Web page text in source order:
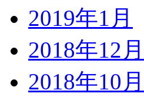
2019年1月
2018年12月
2018年10月